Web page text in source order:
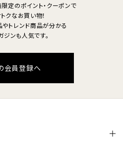
限定のポイント・クーポンで
クなお買い物！
やトレンド商品が分かる
ジンも人気です。
会員登録へ